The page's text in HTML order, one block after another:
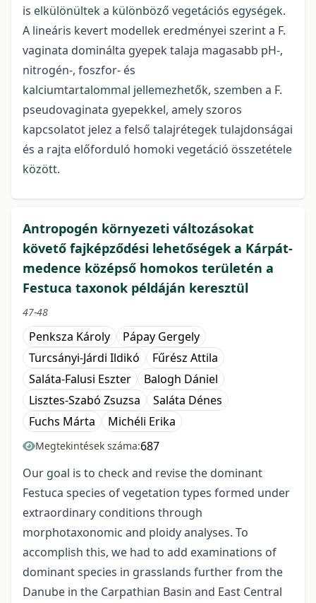
is elkülönültek a különböző vegetációs egységek.
A lineáris kevert modellek eredményei szerint a F.
vaginata dominálta gyepek talaja magasabb pH-,
nitrogén-, foszfor- és
kalciumtartalommal jellemezhetők, szemben a F.
pseudovaginata gyepekkel, amely szoros
kapcsolatot jelez a felső talajrétegek tulajdonságai
és a rajta előforduló homoki vegetáció összetétele
között.
Antropogén környezeti változásokat
követő fajképződési lehetőségek a Kárpát-
medence középső homokos területén a
Festuca taxonok példáján keresztül
47-48
Penksza Károly
Pápay Gergely
Turcsányi-Járdi Ildikó
Fűrész Attila
Saláta-Falusi Eszter
Balogh Dániel
Lisztes-Szabó Zsuzsa
Saláta Dénes
Fuchs Márta
Michéli Erika
Megtekintések száma:687
Our goal is to check and revise the dominant
Festuca species of vegetation types formed under
extraordinary conditions through
morphotaxonomic and ploidy analyses. To
accomplish this, we had to add examinations of
dominant species in grasslands further from the
Danube in the Carpathian Basin and East Central